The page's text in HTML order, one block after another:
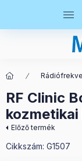
RF Clinic
kozmetikai
Előző termék
Cikkszám: G1507